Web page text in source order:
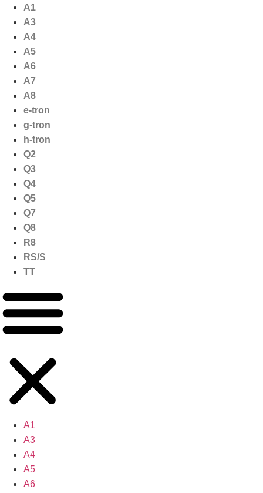
naar
inhoud
A1
A3
A4
A5
A6
A7
A8
e-tron
g-tron
h-tron
Q2
Q3
Q4
Q5
Q7
Q8
R8
RS/S
TT
A1
A3
A4
A5
A6